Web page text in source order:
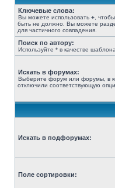
Ключевые слова:
Вы можете использовать + ,
быть не должно. Вы можете
для частичного совпадения.
Поиск по автору:
Используйте * в качестве шаблона.
Искать в форумах:
Выберите форум или форумы, в
отключили соответствующую
Искать в подфорумах:
Поле сортировки: